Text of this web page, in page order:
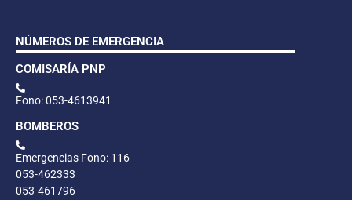
NÚMEROS DE EMERGENCIA
COMISARÍA PNP
Fono: 053-4613941
BOMBEROS
Emergencias Fono: 116
053-462333
053-461796